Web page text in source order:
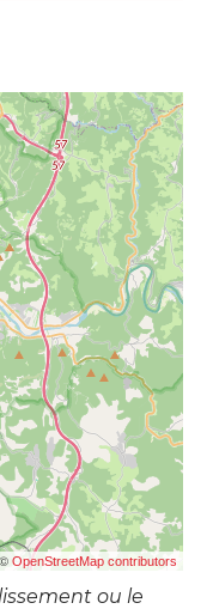
OpenStreetMap contributors
ou le